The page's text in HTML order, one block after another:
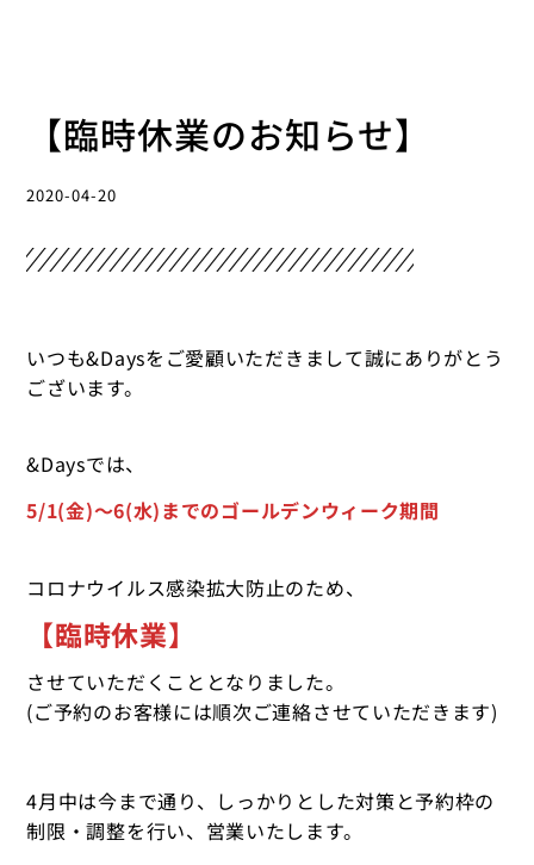
【臨時休業のお知らせ】
2020-04-20
いつも&Daysをご愛顧いただきまして誠にありがとう
ございます。
&Daysでは、
5/1(金)〜6(水)までのゴールデンウィーク期間
コロナウイルス感染拡大防止のため、
【臨時休業】
させていただくこととなりました。
(ご予約のお客様には順次ご連絡させていただきます)
4月中は今まで通り、しっかりとした対策と予約枠の
制限・調整を行い、営業いたします。